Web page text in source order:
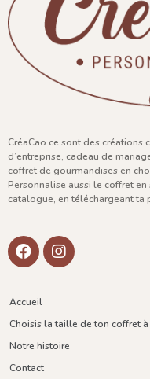
CréaCao ce sont des créations
d’entreprise, cadeau de
coffret de gourmandises en
Personnalise aussi le coffret
catalogue, en téléchargeant
Accueil
Choisis la taille de ton coffret
Notre histoire
Contact